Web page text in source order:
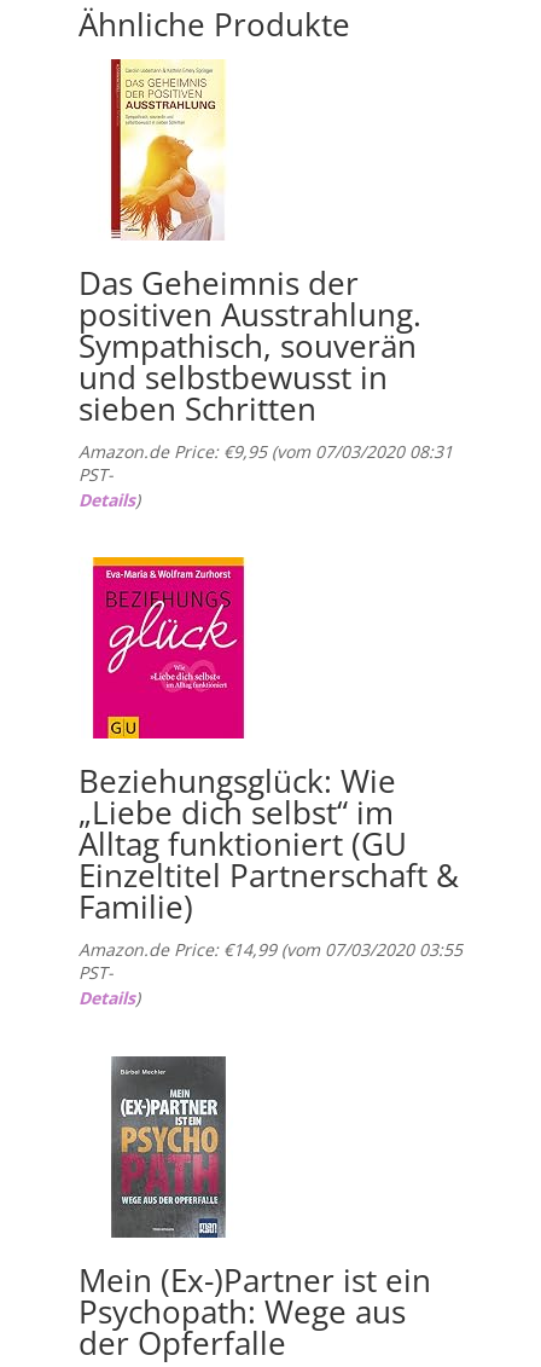
Ähnliche Produkte
Das Geheimnis der
positiven Ausstrahlung.
Sympathisch, souverän
und selbstbewusst in
sieben Schritten
Amazon.de Price: €9,95(vom 07/03/2020 08:31
PST-
Details)
Beziehungsglück: Wie
„Liebe dich selbst“ im
Alltag funktioniert (GU
Einzeltitel Partnerschaft &
Familie)
Amazon.de Price: €14,99(vom 07/03/2020 03:55
PST-
Details)
Mein (Ex-)Partner ist ein
Psychopath: Wege aus
der Opferfalle